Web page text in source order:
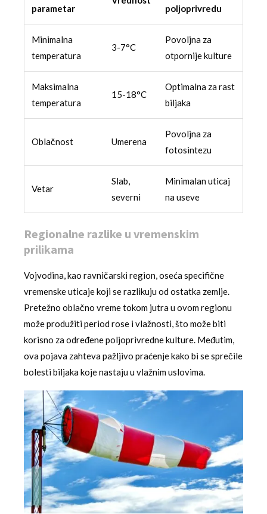
parametar poljoprivredu
Minimalna
temperatura
3-7°C
Povoljna za
otpornije kulture
Maksimalna
temperatura
15-18°C
Optimalna za rast
biljaka
Oblačnost Umerena
Povoljna za
fotosintezu
Vetar
Slab,
severni
Minimalan uticaj
na useve
Regionalne razlike u vremenskim
prilikama
Vojvodina, kao ravničarski region, oseća specifične
vremenske uticaje koji se razlikuju od ostatka zemlje.
Pretežno oblačno vreme tokom jutra u ovom regionu
može produžiti period rose i vlažnosti, što može biti
korisno za određene poljoprivredne kulture. Međutim,
ova pojava zahteva pažljivo praćenje kako bi se sprečile
bolesti biljaka koje nastaju u vlažnim uslovima.